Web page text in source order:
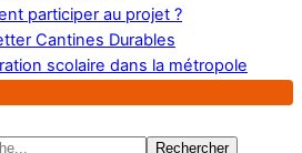
participer au projet ?
Cantines Durables
scolaire dans la métropole